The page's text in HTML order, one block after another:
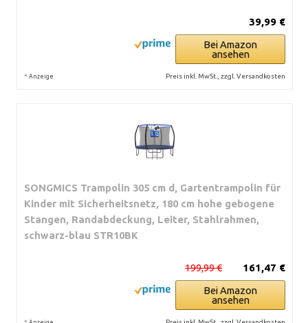
39,99 €
Bei Amazon
ansehen
* Anzeige Preis inkl. MwSt., zzgl. Versandkosten
SONGMICS Trampolin 305 cm d, Gartentrampolin für
Kinder mit Sicherheitsnetz, 180 cm hohe gebogene
Stangen, Randabdeckung, Leiter, Stahlrahmen,
schwarz-blau STR10BK
161,47 €
199,99 €
Bei Amazon
ansehen